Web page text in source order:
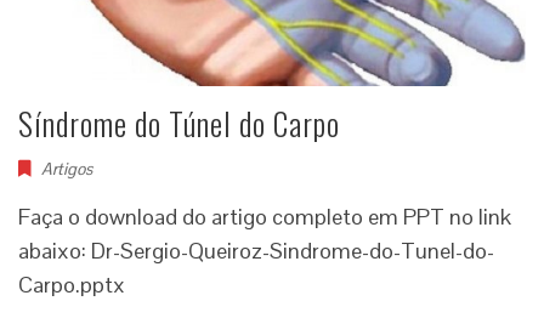
Síndrome do Túnel do Carpo
Artigos
Faça o download do artigo completo em PPT no link
abaixo: Dr-Sergio-Queiroz-Sindrome-do-Tunel-do-
Carpo.pptx